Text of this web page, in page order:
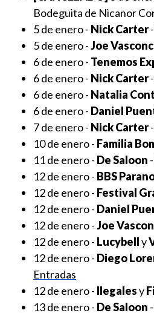
Bodeguita de Nicanor
5 de enero - Nick Carter
5 de enero -Joe
6 de enero - Tenemos
6 de enero - Nick Carter
6 de enero - Natalia
6 de enero - Daniel
7 de enero - Nick Carter
10 de enero - Familia
11 de enero - De Saloon
12 de enero - BBS
12 de enero - Festival
12 de enero - Daniel
12 de enero -Joe
12 de enero - Lucybelly
12 de enero - Diego
Entradas
12 de enero - Ilegalesy
13 de enero - De Saloon